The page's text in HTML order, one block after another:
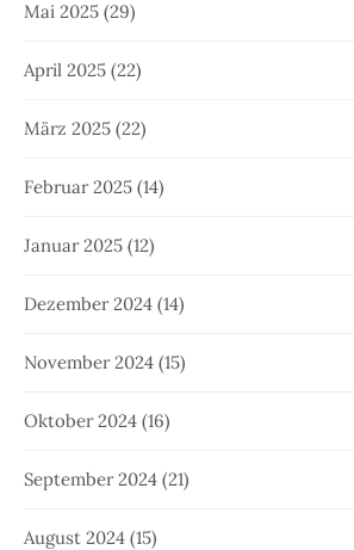
Mai 2025 (29)
April 2025 (22)
März 2025 (22)
Februar 2025 (14)
Januar 2025 (12)
Dezember 2024 (14)
November 2024 (15)
Oktober 2024 (16)
September 2024 (21)
August 2024 (15)